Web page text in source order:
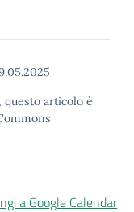
questo articolo è
a Google Calendar